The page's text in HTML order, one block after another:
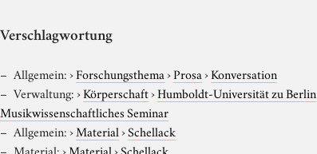
Verschlagwortung
Allgemein:›Forschungsthema›Prosa›Konversation
Verwaltung:›Körperschaft›Humboldt-Universität zu Berlin
Musikwissenschaftliches Seminar
Allgemein:›Material›Schellack
Material:›Material›Schellack